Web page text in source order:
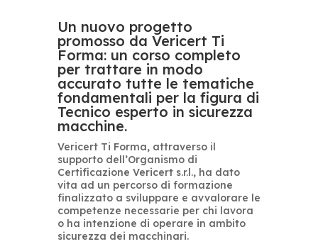
Un nuovo progetto
promosso da Vericert Ti
Forma: un corso completo
per trattare in modo
accurato tutte le tematiche
fondamentali per la figura di
Tecnico esperto in sicurezza
macchine.
Vericert Ti Forma, attraverso il
supporto dell’Organismo di
Certificazione Vericert s.r.l., ha dato
vita ad un percorso di formazione
finalizzato a sviluppare e avvalorare le
competenze necessarie per chi lavora
o ha intenzione di operare in ambito
sicurezza dei macchinari.